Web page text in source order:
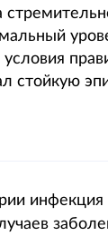
условия
стойкую
инфекция